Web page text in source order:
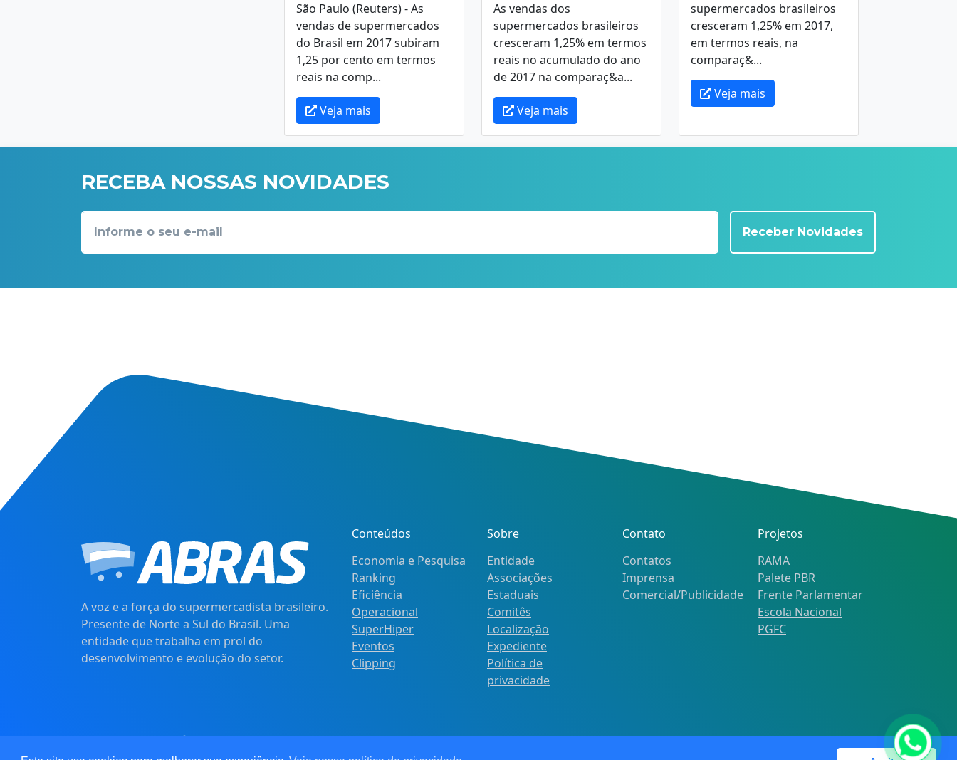
São Paulo (Reuters) - As
vendas de supermercados
do Brasil em 2017 subiram
1,25 por cento em termos
reais na comp...
Veja mais
As vendas dos
supermercados brasileiros
cresceram 1,25% em termos
reais no acumulado do ano
de 2017 na comparaç&a...
Veja mais
supermercados brasileiros
cresceram 1,25% em 2017,
em termos reais, na
comparaç&...
Veja mais
RECEBA NOSSAS NOVIDADES
Receber Novidades
A voz e a força do supermercadista brasileiro.
Presente de Norte a Sul do Brasil. Uma
entidade que trabalha em prol do
desenvolvimento e evolução do setor.
Conteúdos
Economia e Pesquisa
Ranking
Eficiência
Operacional
SuperHiper
Eventos
Clipping
Sobre
Entidade
Associações
Estaduais
Comitês
Localização
Expediente
Política de
privacidade
Contato
Contatos
Imprensa
Comercial/Publicidade
Projetos
RAMA
Palete PBR
Frente Parlamentar
Escola Nacional
PGFC